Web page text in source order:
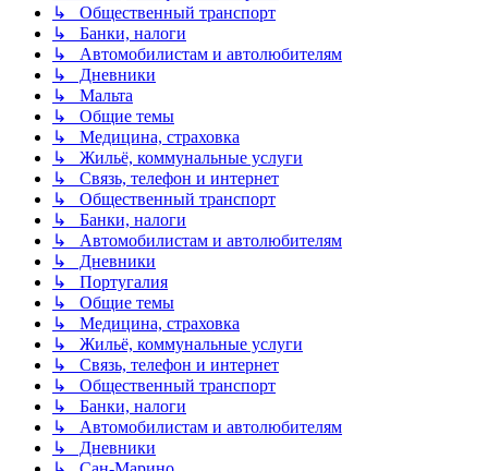
↳ Общественный транспорт
↳ Банки, налоги
↳ Автомобилистам и автолюбителям
↳ Дневники
↳ Мальта
↳ Общие темы
↳ Медицина, страховка
↳ Жильё, коммунальные услуги
↳ Связь, телефон и интернет
↳ Общественный транспорт
↳ Банки, налоги
↳ Автомобилистам и автолюбителям
↳ Дневники
↳ Португалия
↳ Общие темы
↳ Медицина, страховка
↳ Жильё, коммунальные услуги
↳ Связь, телефон и интернет
↳ Общественный транспорт
↳ Банки, налоги
↳ Автомобилистам и автолюбителям
↳ Дневники